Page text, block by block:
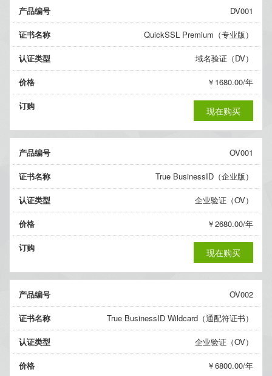
产品编号 DV001
证书名称 QuickSSL Premium（专业版）
认证类型 域名验证（DV）
价格 ￥1680.00/年
订购 现在购买
产品编号 OV001
证书名称 True BusinessID（企业版）
认证类型 企业验证（OV）
价格 ￥2680.00/年
订购 现在购买
产品编号 OV002
证书名称 True BusinessID Wildcard（通配符证书）
认证类型 企业验证（OV）
价格 ￥6800.00/年